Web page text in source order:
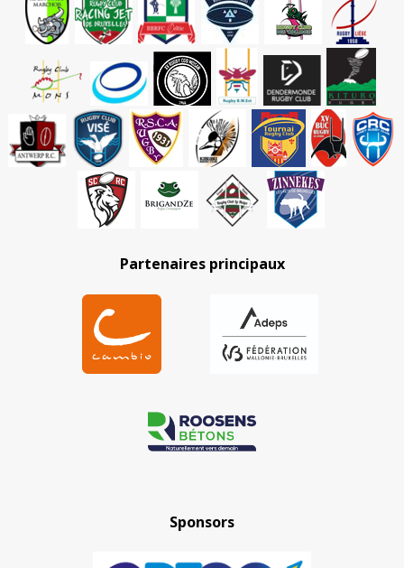
Partenaires principaux
Sponsors